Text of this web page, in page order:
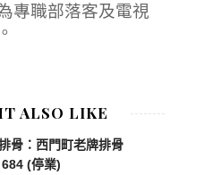
專職部落客及電視
ALSO LIKE
骨：西門町老牌排骨
(停業)